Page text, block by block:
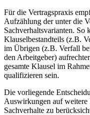
Für die Vertragspraxis
Aufzählung der unter die
Sachverhaltsvarianten.
Klauselbestandteils (z.B.
im Übrigen (z.B. Verfall
den Arbeitgeber)
gesamte Klausel im
qualifizieren sein.
Die vorliegende
Auswirkungen auf
Sachverhalte zu